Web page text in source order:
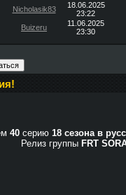
Nicholasik83
18.06.2025
23:22
Buizeru
11.06.2025
23:30
40 серию 18 сезона в
Релиз группы FRT